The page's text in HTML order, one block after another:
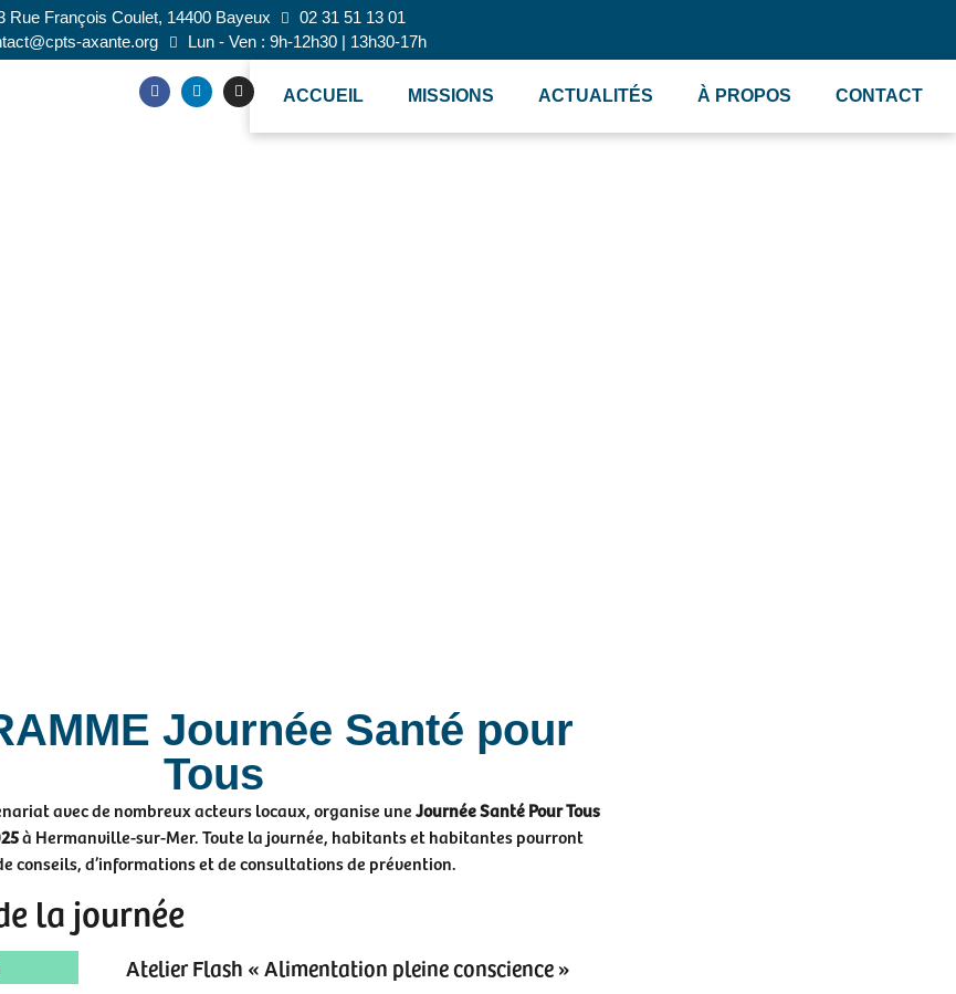
Rue François Coulet, 14400 Bayeux
02 31 51 13 01
axante.org
Lun - Ven : 9h-12h30 | 13h30-17h
ACCUEIL MISSIONS ACTUALITÉS À PROPOS CONTACT
Journée Santé pour
Tous
avec de nombreux acteurs locaux, organise uneJournée Santé Pour Tous
à Hermanville-sur-Mer. Toute la journée, habitants et habitantes pourront
conseils, d’informations et de consultations de prévention.
la journée
Atelier Flash « Alimentation pleine conscience »